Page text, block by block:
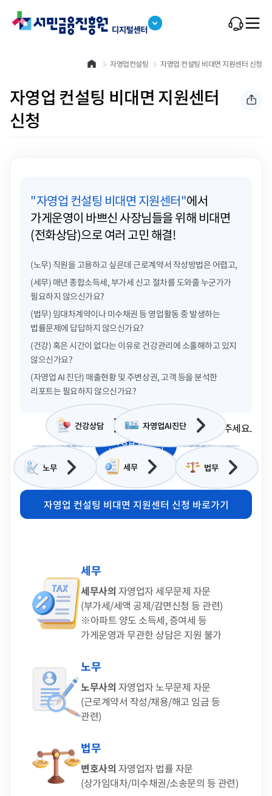
자영업컨설팅 자영업 컨설팅 비대면 지원센터 신청
자영업 컨설팅 비대면 지원센터
신청
"자영업 컨설팅 비대면 지원센터"에서
가게운영이 바쁘신 사장님들을 위해 비대면
(전화상담)으로 여러 고민 해결!
(노무) 직원을 고용하고 싶은데 근로계약서 작성방법은 어렵고,
(세무) 매년 종합소득세, 부가세 신고 절차를 도와줄 누군가가
필요하지 않으신가요?
(법무) 임대차계약이나 미수채권 등 영업활동 중 발생하는
법률문제에 답답하지 않으신가요?
(건강)혹은 시간이 없다는 이유로 건강관리에 소홀해하고 있지
않으신가요?
(자영업 AI 진단) 매출현황 및 주변상권, 고객 등을 분석한
리포트는 필요하지 않으신가요?
* 각 분야를 클릭해주세요.
자영업 컨설팅
비대면 지원센터
세무
건강상담 자영업AI진단
노무 법무
자영업 컨설팅 비대면 지원센터 신청 바로가기
세무
세무사의 자영업자 세무문제 자문
(부가세/세액 공제/감면신청 등 관련)
※아파트 양도 소득세, 증여세 등
가게운영과 무관한 상담은 지원 불가
노무
노무사의 자영업자 노무문제 자문
(근로계약서 작성/채용/해고 임금 등
관련)
법무
변호사의 자영업자 법률 자문
(상가임대차/미수채권/소송문의 등 관련)